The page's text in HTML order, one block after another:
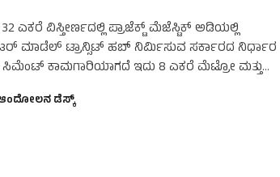
ಎಕರೆ ವಿಸ್ತೀರ್ಣದಲ್ಲಿ ಪ್ರಾಜೆಕ್ಟ್ ಮೆಜೆಸ್ಟಿಕ್ ಅಡಿಯಲ್ಲಿ
ಮಾಡೆಲ್ ಟ್ರಾನ್ಸಿಟ್ ಹಬ್ ನಿರ್ಮಿಸುವ ಸರ್ಕಾರದ ನಿರ್ಧಾರ
ಸಿಮೆಂಟ್ ಕಾಮಗಾರಿಯಾಗದೆ ಇದು 8 ಎಕರೆ ಮೆಟ್ರೋ ಮತ್ತು
ಡೆಸ್ಕ್